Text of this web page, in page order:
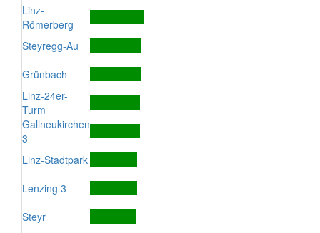
Linz-
Römerberg
Steyregg-Au
Grünbach
Linz-24er-
Turm
Gallneukirchen
3
Linz-Stadtpark
Lenzing 3
Steyr